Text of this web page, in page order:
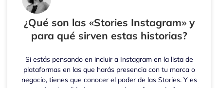
¿Qué son las «Stories Instagram» y
para qué sirven estas historias?
Si estás pensando en incluir a Instagram en la lista de
plataformas en las que harás presencia con tu marca o
negocio, tienes que conocer el poder de las Stories. Y es